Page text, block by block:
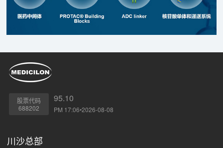
股票代码
688202
95.10
PM 17:06•2026-08-08
川沙总部